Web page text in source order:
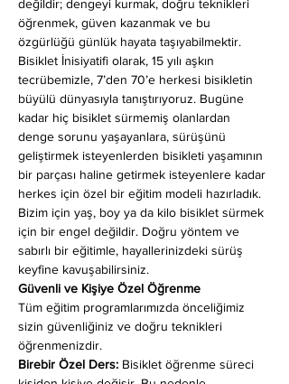
değildir; dengeyi kurmak, doğru teknikleri
öğrenmek, güven kazanmak ve bu
özgürlüğü günlük hayata taşıyabilmektir.
Bisiklet İnisiyatifi olarak, 15 yılı aşkın
tecrübemizle, 7’den 70’e herkesi bisikletin
büyülü dünyasıyla tanıştırıyoruz. Bugüne
kadar hiç bisiklet sürmemiş olanlardan
denge sorunu yaşayanlara, sürüşünü
geliştirmek isteyenlerden bisikleti yaşamının
bir parçası haline getirmek isteyenlere kadar
herkes için özel bir eğitim modeli hazırladık.
Bizim için yaş, boy ya da kilo bisiklet sürmek
için bir engel değildir. Doğru yöntem ve
sabırlı bir eğitimle, hayallerinizdeki sürüş
keyfine kavuşabilirsiniz.
Güvenli ve Kişiye Özel Öğrenme
Tüm eğitim programlarımızda önceliğimiz
sizin güvenliğiniz ve doğru teknikleri
öğrenmenizdir.
Birebir Özel Ders: Bisiklet öğrenme süreci